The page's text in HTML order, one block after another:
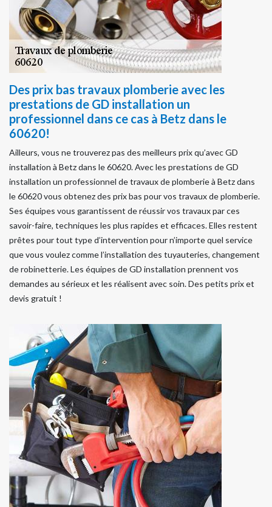
Des prix bas travaux plomberie avec les
prestations de GD installation un
professionnel dans ce cas à Betz dans le
60620!
Ailleurs, vous ne trouverez pas des meilleurs prix qu’avec GD
installation à Betz dans le 60620. Avec les prestations de GD
installation un professionnel de travaux de plomberie à Betz dans
le 60620 vous obtenez des prix bas pour vos travaux de plomberie.
Ses équipes vous garantissent de réussir vos travaux par ces
savoir-faire, techniques les plus rapides et efficaces. Elles restent
prêtes pour tout type d’intervention pour n’importe quel service
que vous voulez comme l’installation des tuyauteries, changement
de robinetterie. Les équipes de GD installation prennent vos
demandes au sérieux et les réalisent avec soin. Des petits prix et
devis gratuit !